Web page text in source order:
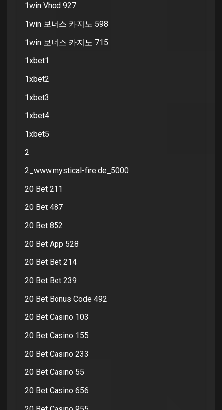
1win Vhod 927
1win 보너스 카지노 598
1win 보너스 카지노 715
1xbet1
1xbet2
1xbet3
1xbet4
1xbet5
2
2_www.mystical-fire.de_5000
20 Bet 211
20 Bet 487
20 Bet 852
20 Bet App 528
20 Bet Bet 214
20 Bet Bet 239
20 Bet Bonus Code 492
20 Bet Casino 103
20 Bet Casino 155
20 Bet Casino 233
20 Bet Casino 55
20 Bet Casino 656